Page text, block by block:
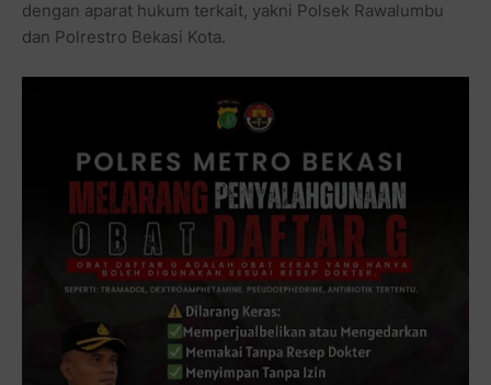
dengan aparat hukum terkait, yakni Polsek Rawalumbu
dan Polrestro Bekasi Kota.